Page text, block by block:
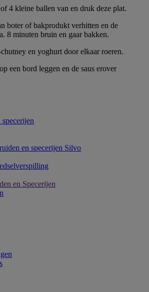
4 kleine ballen van en druk deze plat.
boter of bakprodukt verhitten en de
8 minuten bruin en gaar bakken.
en yoghurt door elkaar roeren.
een bord leggen en de saus erover
en specerijen Silvo
en Specerijen